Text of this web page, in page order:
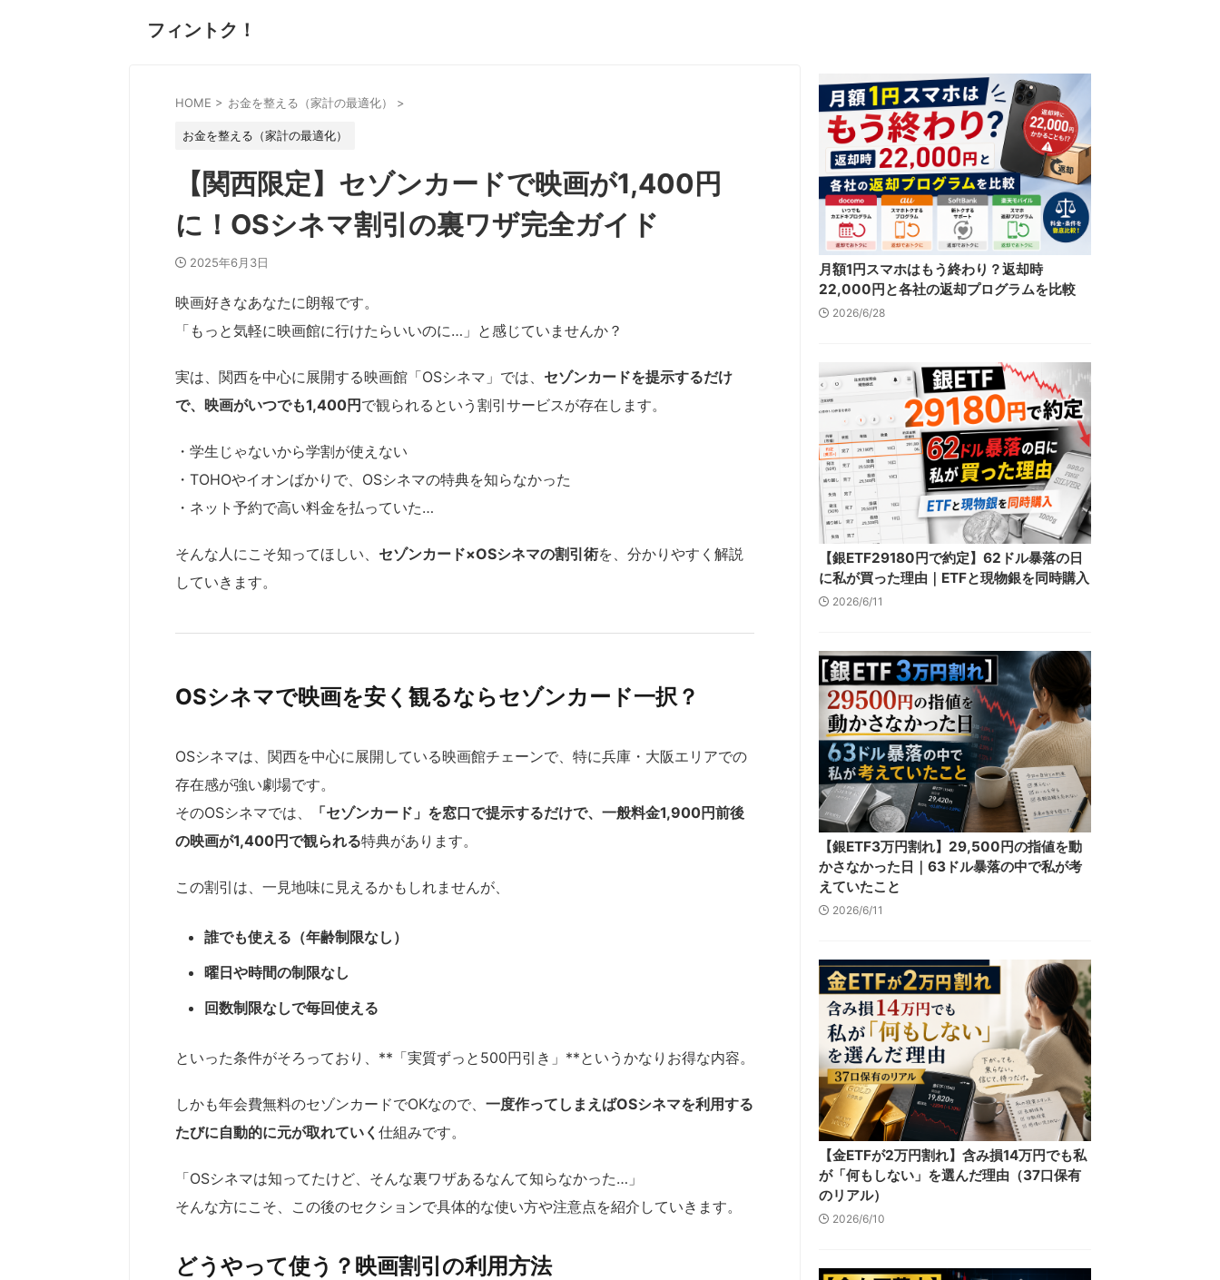
フィントク！
HOME > お金を整える（家計の最適化） >
お金を整える（家計の最適化）
【関西限定】セゾンカードで映画が1,400円
に！OSシネマ割引の裏ワザ完全ガイド
2025年6月3日
映画好きなあなたに朗報です。
「もっと気軽に映画館に行けたらいいのに…」と感じていませんか？
実は、関西を中心に展開する映画館「OSシネマ」では、 セゾンカードを提示するだけ
で、映画がいつでも1,400円 で観られるという割引サービスが存在します。
・学生じゃないから学割が使えない
・TOHOやイオンばかりで、OSシネマの特典を知らなかった
・ネット予約で高い料金を払っていた…
そんな人にこそ知ってほしい、 セゾンカード×OSシネマの割引術を、分かりやすく解説
していきます。
OSシネマで映画を安く観るならセゾンカード一択？
OSシネマは、関西を中心に展開している映画館チェーンで、特に兵庫・大阪エリアでの
存在感が強い劇場です。
そのOSシネマでは、
「セゾンカード」を窓口で提示するだけで、一般料金1,900円前後
の映画が1,400円で観られる特典があります。
この割引は、一見地味に見えるかもしれませんが、
誰でも使える（年齢制限なし）
曜日や時間の制限なし
回数制限なしで毎回使える
といった条件がそろっており、**「実質ずっと500円引き」**というかなりお得な内容。
しかも年会費無料のセゾンカードでOKなので、 一度作ってしまえばOSシネマを利用する
たびに自動的に元が取れていく 仕組みです。
「OSシネマは知ってたけど、そんな裏ワザあるなんて知らなかった…」
そんな方にこそ、この後のセクションで具体的な使い方や注意点を紹介していきます。
どうやって使う？映画割引の利用方法
月額1円スマホはもう終わり？返却時
22,000円と各社の返却プログラムを比較
2026/6/28
【銀ETF29180円で約定】62ドル暴落の日
に私が買った理由｜ETFと現物銀を同時購入
2026/6/11
【銀ETF3万円割れ】29,500円の指値を動
かさなかった日｜63ドル暴落の中で私が考
えていたこと
2026/6/11
【金ETFが2万円割れ】含み損14万円でも私
が「何もしない」を選んだ理由（37口保有
のリアル）
2026/6/10